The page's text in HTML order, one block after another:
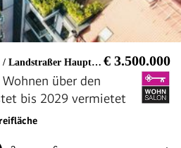
Hauptstraße € 3.500.000
über den
bis 2029 vermietet